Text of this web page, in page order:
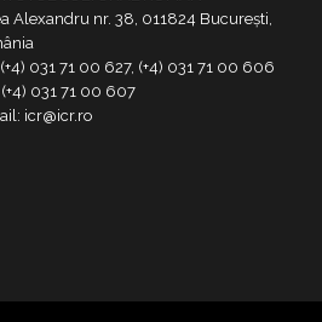
Alexandru nr. 38, 011824 București,
031 71 00 627, (+4) 031 71 00 606
(+4) 031 71 00 607
icr@icr.ro